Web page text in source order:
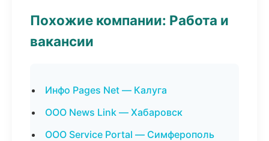
Похожие компании: Работа и
вакансии
Инфо Pages Net — Калуга
ООО News Link — Хабаровск
ООО Service Portal — Симферополь